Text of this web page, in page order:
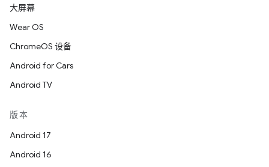
大屏幕
Wear OS
ChromeOS 设备
Android for Cars
Android TV
版本
Android 17
Android 16